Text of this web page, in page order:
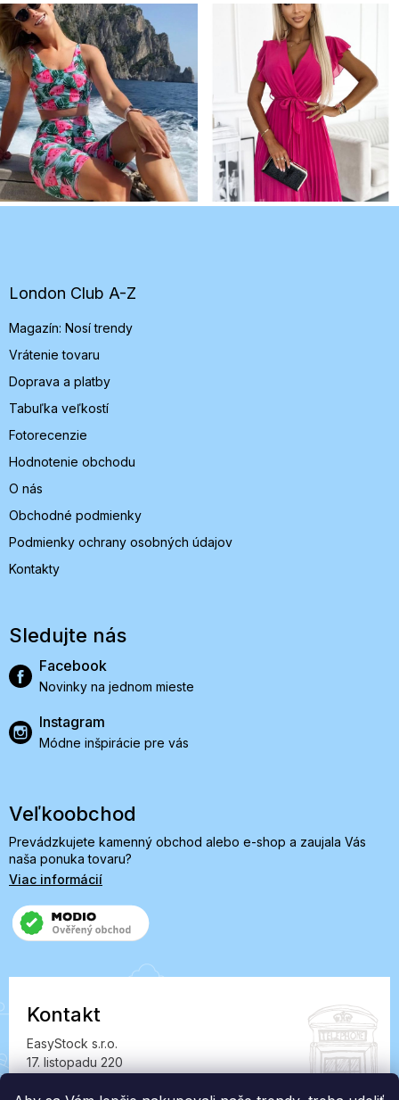
e
London Club A-Z
Magazín: Nosí trendy
Vrátenie tovaru
Doprava a platby
Tabuľka veľkostí
Fotorecenzie
Hodnotenie obchodu
O nás
Obchodné podmienky
Podmienky ochrany osobných údajov
Kontakty
Sledujte nás
Facebook
Novinky na jednom mieste
Instagram
Módne inšpirácie pre vás
Veľkoobchod
Prevádzkujete kamenný obchod alebo e-shop a zaujala Vás
naša ponuka tovaru?
Viac informácií
Kontakt
EasyStock s.r.o.
17. listopadu 220